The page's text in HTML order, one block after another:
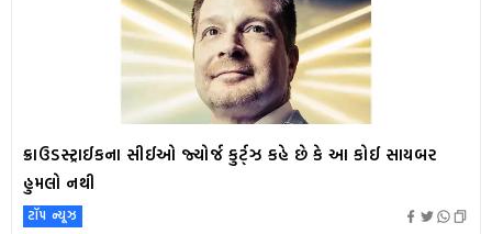
ક્રાઉડસ્ટ્રાઈકના સીઈઓ જ્યોર્જ કુર્ટ્ઝ કહે છે કે આ કોઈ સાયબર
હુમલો નથી
ટૉપ ન્યૂઝ